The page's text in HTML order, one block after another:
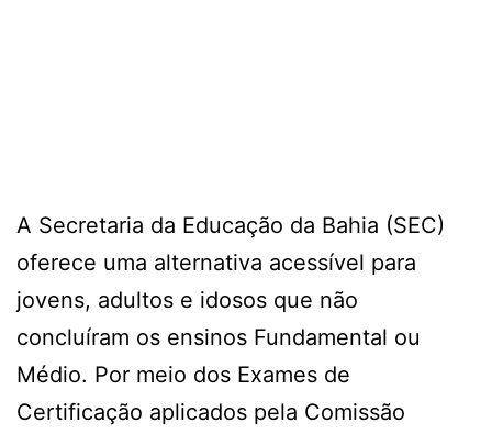
A Secretaria da Educação da Bahia (SEC)
oferece uma alternativa acessível para
jovens, adultos e idosos que não
concluíram os ensinos Fundamental ou
Médio. Por meio dos Exames de
Certificação aplicados pela Comissão